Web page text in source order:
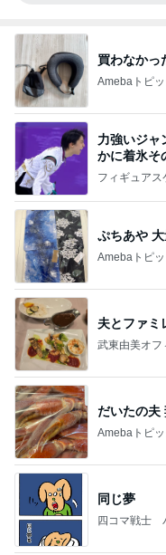
買わなかっ
Amebaトピ
力強いジャ
かに着氷そ
なす
フィギュアス
ぷちあや
Amebaトピ
夫とファミ
武東由美オフ
だいたの夫
Amebaトピ
同じ夢
四コマ戦士